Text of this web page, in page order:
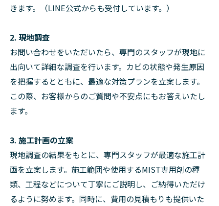
きます。（LINE公式からも受付しています。）
2. 現地調査
お問い合わせをいただいたら、専門のスタッフが現地に
出向いて詳細な調査を行います。カビの状態や発生原因
を把握するとともに、最適な対策プランを立案します。
この際、お客様からのご質問や不安点にもお答えいたし
ます。
3. 施工計画の立案
現地調査の結果をもとに、専門スタッフが最適な施工計
画を立案します。施工範囲や使用するMIST専用剤の種
類、工程などについて丁寧にご説明し、ご納得いただけ
るように努めます。同時に、費用の見積もりも提供いた